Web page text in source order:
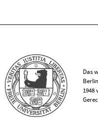
Das
1948